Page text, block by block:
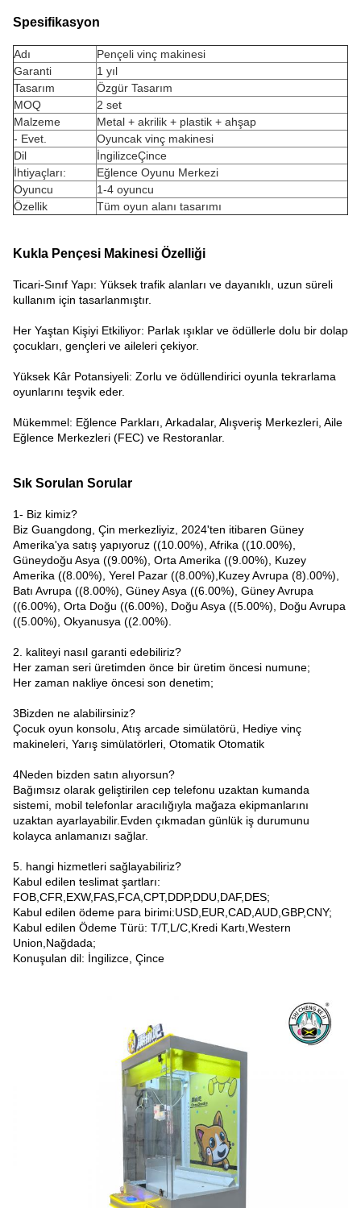
Spesifikasyon
Adı
Pençeli vinç makinesi
Garanti
1 yıl
Tasarım
Özgür Tasarım
MOQ
2 set
Malzeme
Metal + akrilik + plastik + ahşap
- Evet.
Oyuncak vinç makinesi
Dil
İngilizceÇince
İhtiyaçları:
Eğlence Oyunu Merkezi
Oyuncu
1-4 oyuncu
Özellik
Tüm oyun alanı tasarımı
Kukla Pençesi Makinesi Özelliği
Ticari-Sınıf Yapı: Yüksek trafik alanları ve dayanıklı, uzun süreli
kullanım için tasarlanmıştır.
Her Yaştan Kişiyi Etkiliyor: Parlak ışıklar ve ödüllerle dolu bir dolap
çocukları, gençleri ve aileleri çekiyor.
Yüksek Kâr Potansiyeli: Zorlu ve ödüllendirici oyunla tekrarlama
oyunlarını teşvik eder.
Mükemmel: Eğlence Parkları, Arkadalar, Alışveriş Merkezleri, Aile
Eğlence Merkezleri (FEC) ve Restoranlar.
Sık Sorulan Sorular
1- Biz kimiz?
Biz Guangdong, Çin merkezliyiz, 2024'ten itibaren Güney
Amerika'ya satış yapıyoruz ((10.00%), Afrika ((10.00%),
Güneydoğu Asya ((9.00%), Orta Amerika ((9.00%), Kuzey
Amerika ((8.00%), Yerel Pazar ((8.00%),Kuzey Avrupa (8).00%),
Batı Avrupa ((8.00%), Güney Asya ((6.00%), Güney Avrupa
((6.00%), Orta Doğu ((6.00%), Doğu Asya ((5.00%), Doğu Avrupa
((5.00%), Okyanusya ((2.00%).
2. kaliteyi nasıl garanti edebiliriz?
Her zaman seri üretimden önce bir üretim öncesi numune;
Her zaman nakliye öncesi son denetim;
3Bizden ne alabilirsiniz?
Çocuk oyun konsolu, Atış arcade simülatörü, Hediye vinç
makineleri, Yarış simülatörleri, Otomatik Otomatik
4Neden bizden satın alıyorsun?
Bağımsız olarak geliştirilen cep telefonu uzaktan kumanda
sistemi, mobil telefonlar aracılığıyla mağaza ekipmanlarını
uzaktan ayarlayabilir.Evden çıkmadan günlük iş durumunu
kolayca anlamanızı sağlar.
5. hangi hizmetleri sağlayabiliriz?
Kabul edilen teslimat şartları:
FOB,CFR,EXW,FAS,FCA,CPT,DDP,DDU,DAF,DES;
Kabul edilen ödeme para birimi:USD,EUR,CAD,AUD,GBP,CNY;
Kabul edilen Ödeme Türü: T/T,L/C,Kredi Kartı,Western
Union,Nağdada;
Konuşulan dil: İngilizce, Çince